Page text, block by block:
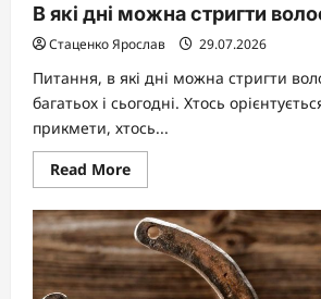
В які дні можна стригти
Стаценко Ярослав 29.07.2026
Питання, в які дні можна стригти
багатьох і сьогодні. Хтось
прикмети, хтось...
Read MoreRead
more
В
які
дні
можна
стригти
волосся